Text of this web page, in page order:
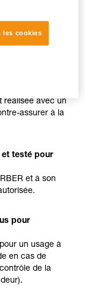
réalisée avec un
assurer à la
et testé pour
et à son
pour
un usage à
en cas de
de la
les cookies